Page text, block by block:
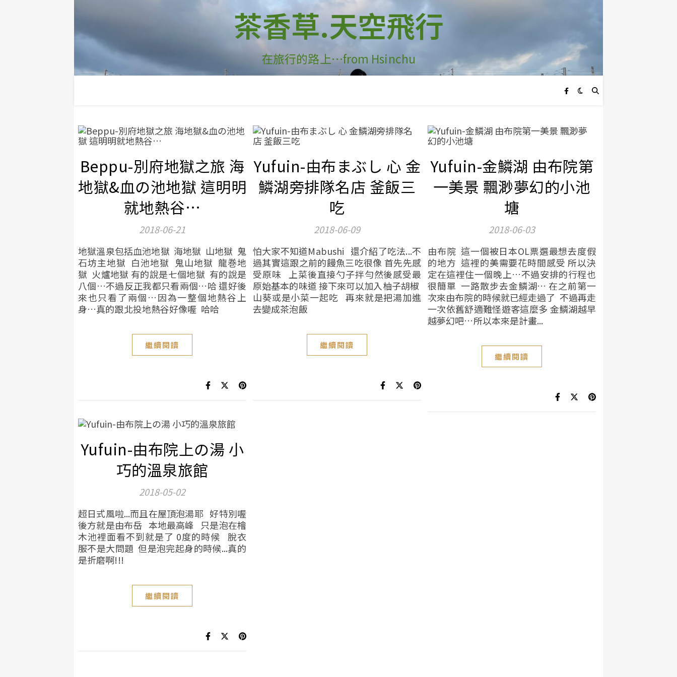
茶香草.天空飛行
在旅行的路上…from Hsinchu
Beppu-別府地獄之旅 海
地獄&血の池地獄 這明明
就地熱谷…
2018-06-21
地獄溫泉包括血池地獄 海地獄 山地獄 鬼
石坊主地獄 白池地獄 鬼山地獄 龍巻地
獄 火爐地獄 有的說是七個地獄 有的說是
八個…不過反正我都只看兩個…哈 還好後
來也只看了兩個…因為一整個地熱谷上
身…真的跟北投地熱谷好像喔 哈哈
繼續閱讀
Yufuin-由布まぶし 心 金
鱗湖旁排隊名店 釜飯三
吃
2018-06-09
怕大家不知道Mabushi 還介紹了吃法...不
過其實這跟之前的饅魚三吃很像 首先先感
受原味 上菜後直接勺子拌勻然後感受最
原始基本的味道 接下來可以加入柚子胡椒
山葵或是小菜一起吃 再來就是把湯加進
去變成茶泡飯
繼續閱讀
Yufuin-金鱗湖 由布院第
一美景 飄渺夢幻的小池
塘
2018-06-03
由布院 這一個被日本OL票選最想去度假
的地方 這裡的美需要花時間感受 所以決
定在這裡住一個晚上…不過安排的行程也
很簡單 一路散步去金鱗湖… 在之前第一
次來由布院的時候就已經走過了 不過再走
一次依舊舒適難怪遊客這麼多 金鱗湖越早
越夢幻吧…所以本來是計畫...
繼續閱讀
Yufuin-由布院上の湯 小
巧的溫泉旅館
2018-05-02
超日式風啦...而且在屋頂泡湯耶 好特別喔
後方就是由布岳 本地最高峰 只是泡在檜
木池裡面看不到就是了 0度的時候 脫衣
服不是大問題 但是泡完起身的時候...真的
是折磨啊!!!
繼續閱讀